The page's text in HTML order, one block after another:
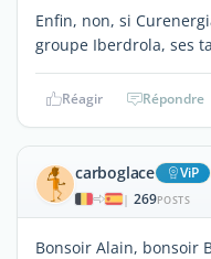
Enfin, non, si
groupe Iberdrola, ses
Réagir Répondre
carboglace ViP
| 269POSTS
Bonsoir Alain, bonsoir